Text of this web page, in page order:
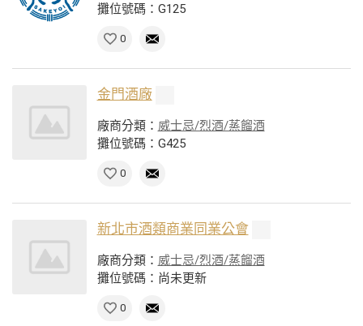
攤位號碼：G125
0
金門酒廠
廠商分類： 威士忌/烈酒/蒸餾酒
攤位號碼：G425
0
新北市酒類商業同業公會
廠商分類： 威士忌/烈酒/蒸餾酒
攤位號碼：尚未更新
0